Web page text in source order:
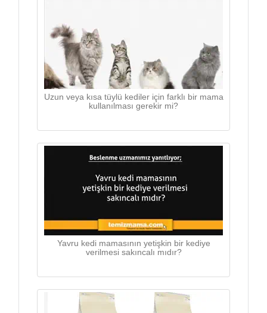
Uzun veya kısa tüylü kediler için farklı bir mama
kullanılması gerekir mi?
Yavru kedi mamasının yetişkin bir kediye
verilmesi sakıncalı mıdır?